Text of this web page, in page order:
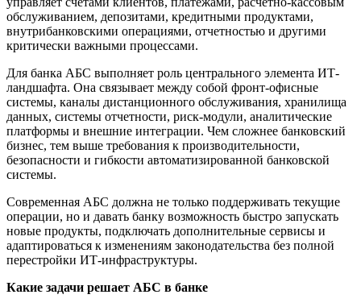
обслуживанием, депозитами, кредитными продуктами,
внутрибанковскими операциями, отчетностью и другими
критически важными процессами.
Для банка АБС выполняет роль центрального элемента ИТ-
ландшафта. Она связывает между собой фронт-офисные
системы, каналы дистанционного обслуживания, хранилища
данных, системы отчетности, риск-модули, аналитические
платформы и внешние интеграции. Чем сложнее банковский
бизнес, тем выше требования к производительности,
безопасности и гибкости автоматизированной банковской
системы.
Современная АБС должна не только поддерживать текущие
операции, но и давать банку возможность быстро запускать
новые продукты, подключать дополнительные сервисы и
адаптироваться к изменениям законодательства без полной
перестройки ИТ-инфраструктуры.
Какие задачи решает АБС в банке